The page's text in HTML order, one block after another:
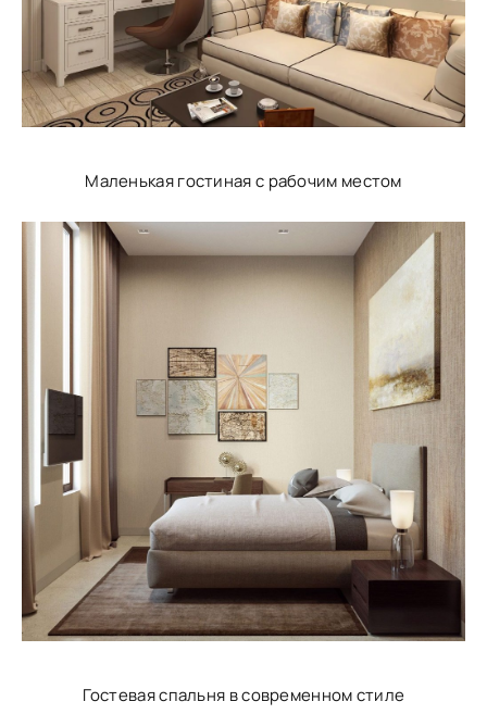
Маленькая гостиная с рабочим местом
Гостевая спальня в современном стиле